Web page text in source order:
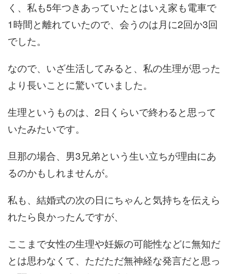
く、私も5年つきあっていたとはいえ家も電車で
1時間と離れていたので、会うのは月に2回か3回
でした。
なので、いざ生活してみると、私の生理が思った
より長いことに驚いていました。
生理というものは、2日くらいで終わると思って
いたみたいです。
旦那の場合、男3兄弟という生い立ちが理由にあ
るのかもしれませんが。
私も、結婚式の次の日にちゃんと気持ちを伝えら
れたら良かったんですが、
ここまで女性の生理や妊娠の可能性などに無知だ
とは思わなくて、ただただ無神経な発言だと思っ